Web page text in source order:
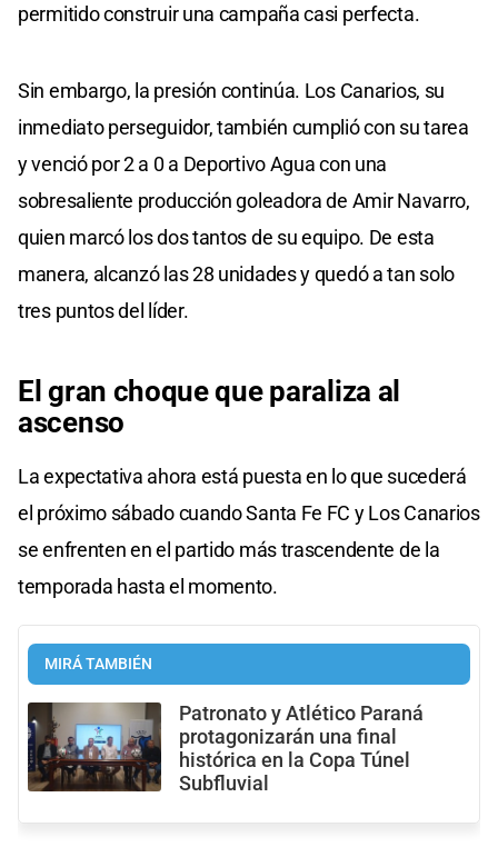
permitido construir una campaña casi perfecta.
Sin embargo, la presión continúa. Los Canarios, su
inmediato perseguidor, también cumplió con su tarea
y venció por 2 a 0 a Deportivo Agua con una
sobresaliente producción goleadora de Amir Navarro,
quien marcó los dos tantos de su equipo. De esta
manera, alcanzó las 28 unidades y quedó a tan solo
tres puntos del líder.
El gran choque que paraliza al
ascenso
La expectativa ahora está puesta en lo que sucederá
el próximo sábado cuando Santa Fe FC y Los Canarios
se enfrenten en el partido más trascendente de la
temporada hasta el momento.
MIRÁ TAMBIÉN
Patronato y Atlético Paraná
protagonizarán una final
histórica en la Copa Túnel
Subfluvial